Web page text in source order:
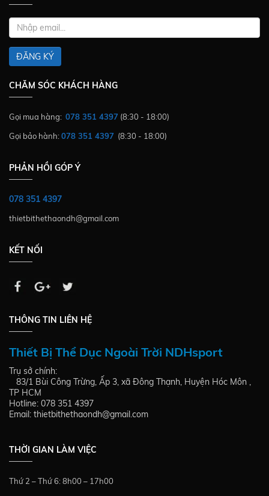
ĐĂNG KÝ
CHĂM SÓC KHÁCH HÀNG
Gọi mua hàng: 078 351 4397 (8:30 - 18:00)
Gọi bảo hành:078 351 4397 (8:30 - 18:00)
PHẢN HỒI GÓP Ý
078 351 4397
thietbithethaondh@gmail.com
KẾT NỐI
THÔNG TIN LIÊN HỆ
Thiết Bị Thể Dục Ngoài Trời NDHsport
Trụ sở chính:
83/1 Bùi Công Trừng, Ấp 3, xã Đông Thạnh, Huyện Hóc Môn ,
TP HCM
Hotline: 078 351 4397
Email: thietbithethaondh@gmail.com
THỜI GIAN LÀM VIỆC
Thứ 2 – Thứ 6: 8h00 – 17h00